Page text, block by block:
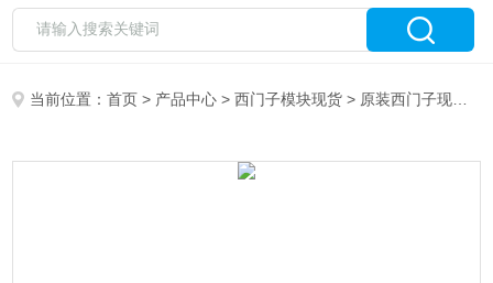
当前位置：首页 > 产品中心 >西门子模块现货 > 原装西门子现货